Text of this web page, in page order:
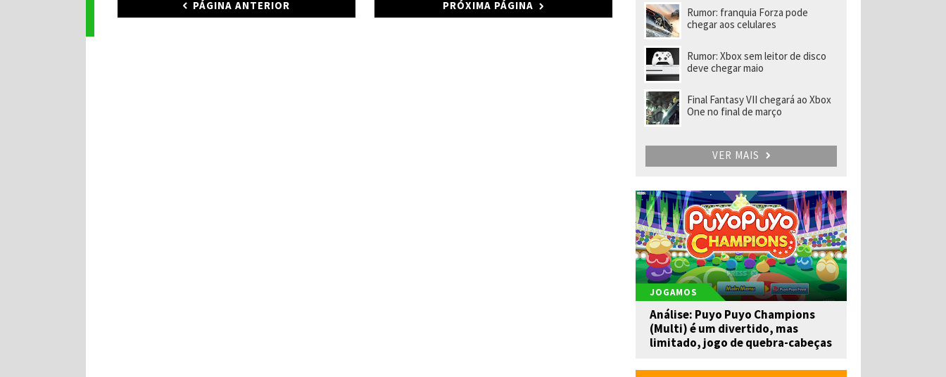
PÁGINA ANTERIOR PRÓXIMA PÁGINA
Rumor: franquia Forza pode
chegar aos celulares
Rumor: Xbox sem leitor de disco
deve chegar maio
Final Fantasy VII chegará ao Xbox
One no final de março
VER MAIS
JOGAMOS
Análise: Puyo Puyo Champions
(Multi) é um divertido, mas
limitado, jogo de quebra-cabeças